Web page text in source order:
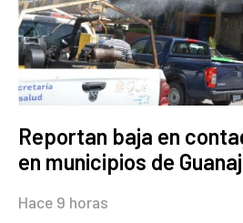
Reportan baja en
en municipios de
Hace 9 horas